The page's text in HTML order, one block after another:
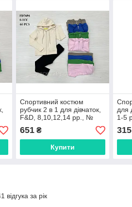
Спортивний костюм
рубчик 2 в 1 для дівчаток,
F&D, 8,10,12,14 рр., №
FD7694
651₴
Купити
для
1-5
315
відгука за рік